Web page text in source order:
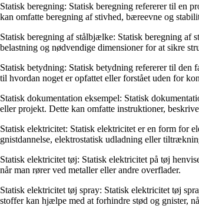
Statisk beregning: Statisk beregning refererer til en
kan omfatte beregning af stivhed, bæreevne og
Statisk beregning af stålbjælke: Statisk beregning af
belastning og nødvendige dimensioner for at sikre
Statisk betydning: Statisk betydning refererer til den
til hvordan noget er opfattet eller forstået uden for
Statisk dokumentation eksempel: Statisk
eller projekt. Dette kan omfatte instruktioner,
Statisk elektricitet: Statisk elektricitet er en form for
gnistdannelse, elektrostatisk udladning eller
Statisk elektricitet tøj: Statisk elektricitet på tøj
når man rører ved metaller eller andre overflader.
Statisk elektricitet tøj spray: Statisk elektricitet tøj
stoffer kan hjælpe med at forhindre stød og gnister,